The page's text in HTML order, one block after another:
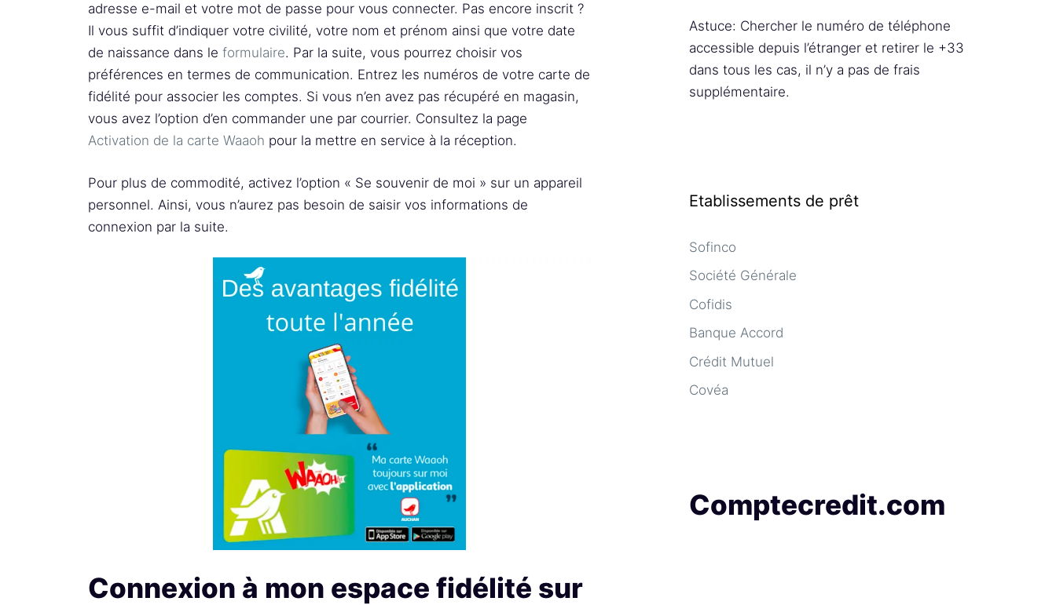
adresse e-mail et votre mot de passe pour vous connecter. Pas encore inscrit ?
Il vous suffit d’indiquer votre civilité, votre nom et prénom ainsi que votre date
de naissance dans le formulaire. Par la suite, vous pourrez choisir vos
préférences en termes de communication. Entrez les numéros de votre carte de
fidélité pour associer les comptes. Si vous n’en avez pas récupéré en magasin,
vous avez l’option d’en commander une par courrier. Consultez la page
Activation de la carte Waaoh pour la mettre en service à la réception.
Pour plus de commodité, activez l’option « Se souvenir de moi » sur un appareil
personnel. Ainsi, vous n’aurez pas besoin de saisir vos informations de
connexion par la suite.
Connexion à mon espace fidélité sur
Astuce: Chercher le numéro de téléphone
accessible depuis l’étranger et retirer le +33
dans tous les cas, il n’y a pas de frais
supplémentaire.
Etablissements de prêt
Sofinco
Société Générale
Cofidis
Banque Accord
Crédit Mutuel
Covéa
Comptecredit.com